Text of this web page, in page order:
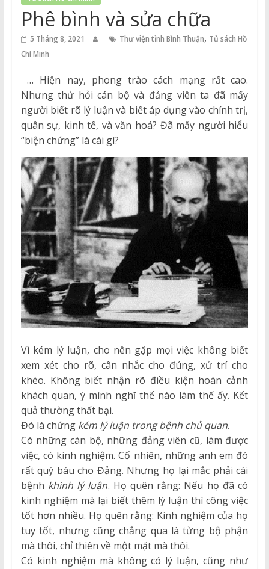
Thuận
Cổng
Vào
Phê bình và sửa chữa
5 Tháng 8, 2021 Thư viện tỉnh Bình Thuận, Tủ sách Hồ
Chí Minh
… Hiện nay, phong trào cách mạng rất cao.
Nhưng thử hỏi cán bộ và đảng viên ta đã mấy
người biết rõ lý luận và biết áp dụng vào chính trị,
quân sự, kinh tế, và văn hoá? Đã mấy người hiểu
“biện chứng” là cái gì?
Vì kém lý luận, cho nên gặp mọi việc không biết
xem xét cho rõ, cân nhắc cho đúng, xử trí cho
khéo. Không biết nhận rõ điều kiện hoàn cảnh
khách quan, ý mình nghĩ thế nào làm thế ấy. Kết
quả thường thất bại.
Đó là chứng kém lý luận trong bệnh chủ quan.
Có những cán bộ, những đảng viên cũ, làm được
việc, có kinh nghiệm. Cố nhiên, những anh em đó
rất quý báu cho Đảng. Nhưng họ lại mắc phải cái
bệnh khinh lý luận. Họ quên rằng: Nếu họ đã có
kinh nghiệm mà lại biết thêm lý luận thì công việc
tốt hơn nhiều. Họ quên rằng: Kinh nghiệm của họ
tuy tốt, nhưng cũng chẳng qua là từng bộ phận
mà thôi, chỉ thiên về một mặt mà thôi.
Có kinh nghiệm mà không có lý luận, cũng như